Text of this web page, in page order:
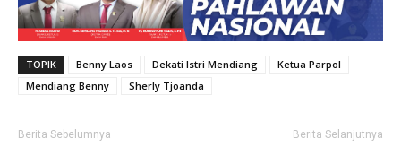
TOPIK Benny Laos Dekati Istri Mendiang
Ketua Parpol
Mendiang Benny
Sherly Tjoanda
Berita Sebelumnya Berita Selanjutnya